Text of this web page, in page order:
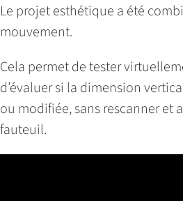
Le projet esthétique a été
mouvement.
Cela permet de tester
d’évaluer si la dimension
ou modifiée, sans rescanner et
fauteuil.